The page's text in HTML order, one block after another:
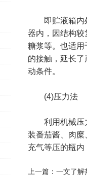
即贮液箱内处
器内，因结构
糖浆等。也适
的接触，延长
动条件。
(4)压力法
利用机械压力
装番茄酱、肉
充气等压的瓶
上一篇： 一文了解